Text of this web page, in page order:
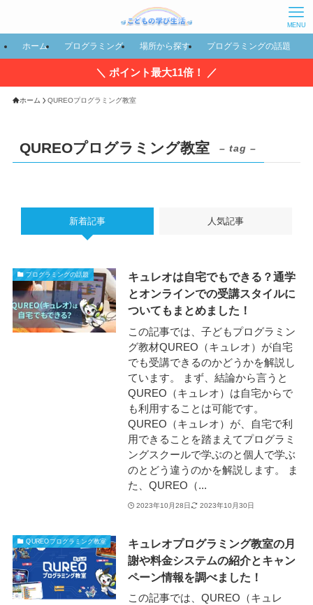
MENU
ホーム プログラミング 場所から探す プログラミングの話題
＼ ポイント最大11倍！ ／
ホーム QUREOプログラミング教室
QUREOプログラミング教室 – tag –
新着記事 人気記事
プログラミングの話題
キュレオは自宅でもできる？通学
とオンラインでの受講スタイルに
ついてもまとめました！
この記事では、子どもプログラミン
グ教材QUREO（キュレオ）が自宅
でも受講できるのかどうかを解説し
ています。 まず、結論から言うと
QUREO（キュレオ）は自宅からで
も利用することは可能です。
QUREO（キュレオ）が、自宅で利
用できることを踏まえてプログラミ
ングスクールで学ぶのと個人で学ぶ
のとどう違うのかを解説します。 ま
た、QUREO（...
2023年10月28日 2023年10月30日
QUREOプログラミング教室
キュレオプログラミング教室の月
謝や料金システムの紹介とキャン
ペーン情報を調べました！
この記事では、QUREO（キュレ